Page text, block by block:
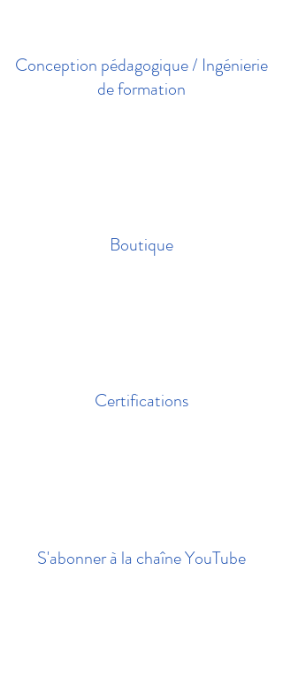
Conception pédagogique / Ingénierie
de formation
Boutique
Certifications
S'abonner à la chaîne YouTube